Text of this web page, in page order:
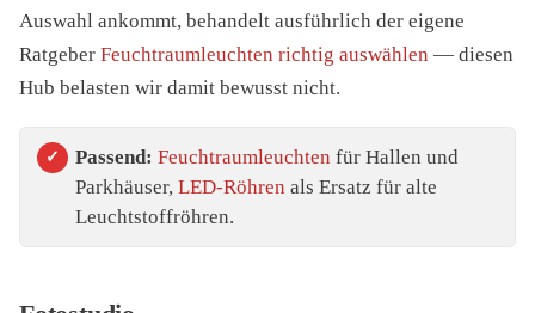
Auswahl ankommt, behandelt ausführlich der eigene
Ratgeber Feuchtraumleuchten richtig auswählen — diesen
Hub belasten wir damit bewusst nicht.
Passend: Feuchtraumleuchten für Hallen und
Parkhäuser, LED-Röhren als Ersatz für alte
Leuchtstoffröhren.